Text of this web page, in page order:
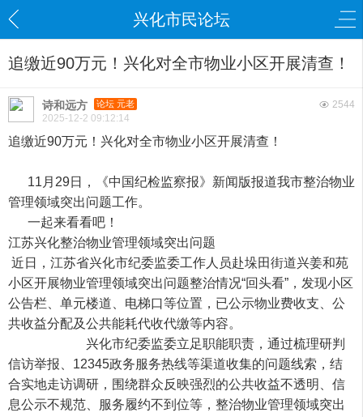
兴化市民论坛
追缴近90万元！兴化对全市物业小区开展清查！
2544
诗和远方 论坛 元老
2025-12-2 09:12:14
追缴近90万元！兴化对全市物业小区开展清查！
11月29日，《中国纪检监察报》新闻版报道我市整治物业
管理领域突出问题工作。
一起来看看吧！
江苏兴化整治物业管理领域突出问题
近日，江苏省兴化市纪委监委工作人员赴垛田街道兴姜和苑
小区开展物业管理领域突出问题整治情况“回头看”，发现小区
公告栏、单元楼道、电梯口等位置，已公示物业费收支、公
共收益分配及公共能耗代收代缴等内容。
兴化市纪委监委立足职能职责，通过梳理研判
信访举报、12345政务服务热线等渠道收集的问题线索，结
合实地走访调研，围绕群众反映强烈的公共收益不透明、信
息公示不规范、服务履约不到位等，整治物业管理领域突出